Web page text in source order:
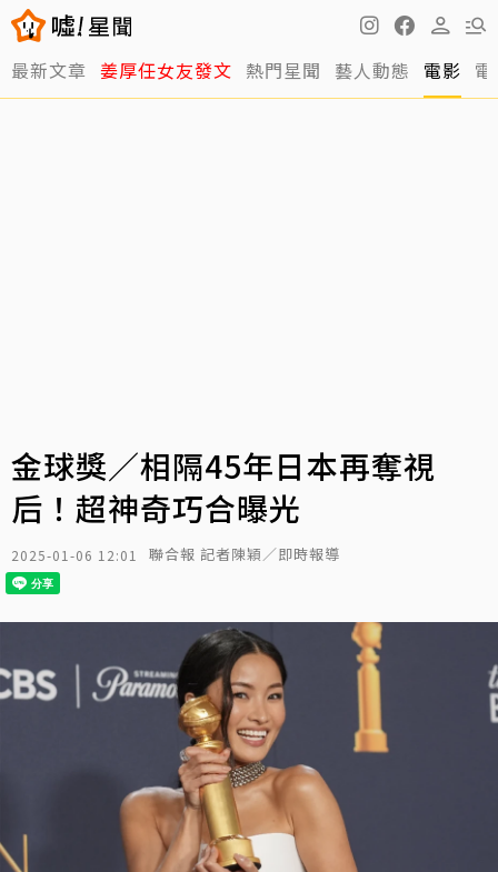
最新文章 姜厚任女友發文 熱門星聞 藝人動態 電影
金球獎／相隔45年日本再奪視
后！超神奇巧合曝光
2025-01-06 12:01 聯合報 記者陳穎／即時報導